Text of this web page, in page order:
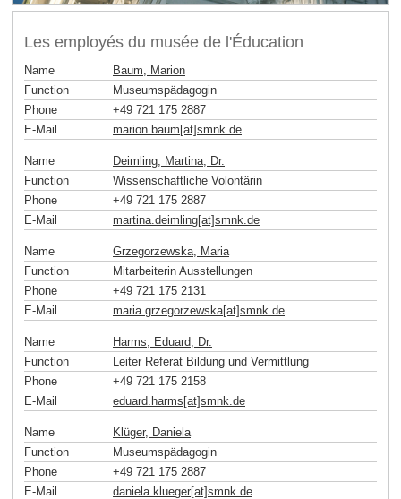
Les employés du musée de l'Éducation
Name
Baum, Marion
Function
Museumspädagogin
Phone
+49 721 175 2887
E-Mail
marion.baum[at]smnk.de
Name
Deimling, Martina, Dr.
Function
Wissenschaftliche Volontärin
Phone
+49 721 175 2887
E-Mail
martina.deimling[at]smnk.de
Name
Grzegorzewska, Maria
Function
Mitarbeiterin Ausstellungen
Phone
+49 721 175 2131
E-Mail
maria.grzegorzewska[at]smnk.de
Name
Harms, Eduard, Dr.
Function
Leiter Referat Bildung und Vermittlung
Phone
+49 721 175 2158
E-Mail
eduard.harms[at]smnk de
Name
Klüger, Daniela
Function
Museumspädagogin
Phone
+49 721 175 2887
E-Mail
daniela.klueger[at]smnk de